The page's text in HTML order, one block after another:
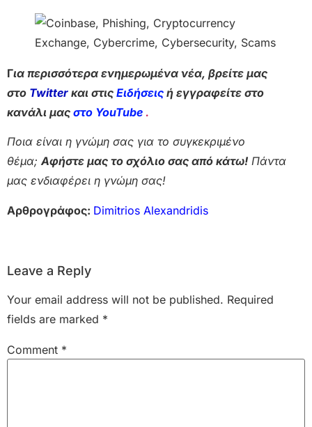
Για περισσότερα ενημερωμένα νέα, βρείτε μας
στο Twitter και στις Ειδήσεις ή εγγραφείτε στο
κανάλι μας στο YouTube .
Ποια είναι η γνώμη σας για το συγκεκριμένο
θέμα;Αφήστε μας το σχόλιο σας από κάτω! Πάντα
μας ενδιαφέρει η γνώμη σας!
Αρθρογράφος: Dimitrios Alexandridis
Leave a Reply
Your email address will not be published. Required
fields are marked *
Comment *